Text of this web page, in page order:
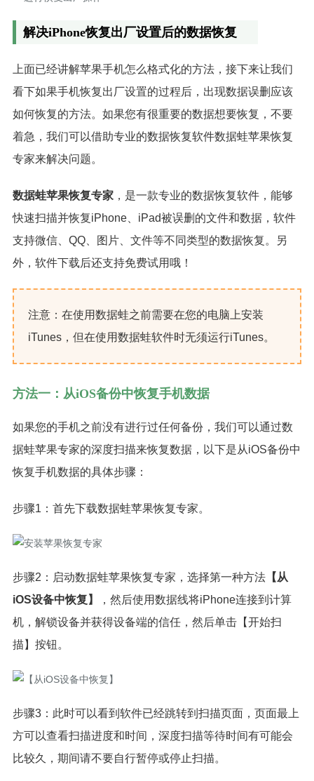
解决iPhone恢复出厂设置后的数据恢复
上面已经讲解苹果手机怎么格式化的方法，接下来让我们
看下如果手机恢复出厂设置的过程后，出现数据误删应该
如何恢复的方法。如果您有很重要的数据想要恢复，不要
着急，我们可以借助专业的数据恢复软件数据蛙苹果恢复
专家来解决问题。
数据蛙苹果恢复专家，是一款专业的数据恢复软件，能够
快速扫描并恢复iPhone、iPad被误删的文件和数据，软件
支持微信、QQ、图片、文件等不同类型的数据恢复。另
外，软件下载后还支持免费试用哦！
注意：在使用数据蛙之前需要在您的电脑上安装
iTunes，但在使用数据蛙软件时无须运行iTunes。
方法一：从iOS备份中恢复手机数据
如果您的手机之前没有进行过任何备份，我们可以通过数
据蛙苹果专家的深度扫描来恢复数据，以下是从iOS备份中
恢复手机数据的具体步骤：
步骤1：首先下载数据蛙苹果恢复专家。
步骤2：启动数据蛙苹果恢复专家，选择第一种方法【从
iOS设备中恢复】
，然后使用数据线将iPhone连接到计算
机，解锁设备并获得设备端的信任，然后单击【开始扫
描】按钮。
步骤3：此时可以看到软件已经跳转到扫描页面，页面最上
方可以查看扫描进度和时间，深度扫描等待时间有可能会
比较久，期间请不要自行暂停或停止扫描。